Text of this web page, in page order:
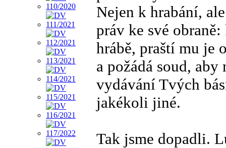
Nejen k hrabání,
práv ke své
hrábě, praští mu je
a požádá soud,
vydávání Tvých
jakékoli jiné.
Tak jsme dopadli.